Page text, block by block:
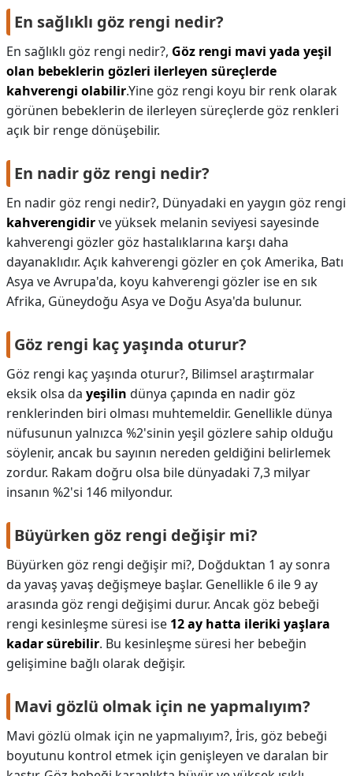
En sağlıklı göz rengi nedir?
En sağlıklı göz rengi nedir?, Göz rengi mavi yada yeşil
olan bebeklerin gözleri ilerleyen süreçlerde
kahverengi olabilir.Yine göz rengi koyu bir renk olarak
görünen bebeklerin de ilerleyen süreçlerde göz renkleri
açık bir renge dönüşebilir.
En nadir göz rengi nedir?
En nadir göz rengi nedir?, Dünyadaki en yaygın göz rengi
kahverengidirve yüksek melanin seviyesi sayesinde
kahverengi gözler göz hastalıklarına karşı daha
dayanaklıdır. Açık kahverengi gözler en çok Amerika, Batı
Asya ve Avrupa'da, koyu kahverengi gözler ise en sık
Afrika, Güneydoğu Asya ve Doğu Asya'da bulunur.
Göz rengi kaç yaşında oturur?
Göz rengi kaç yaşında oturur?, Bilimsel araştırmalar
eksik olsa da yeşilin dünya çapında en nadir göz
renklerinden biri olması muhtemeldir. Genellikle dünya
nüfusunun yalnızca %2'sinin yeşil gözlere sahip olduğu
söylenir, ancak bu sayının nereden geldiğini belirlemek
zordur. Rakam doğru olsa bile dünyadaki 7,3 milyar
insanın %2'si 146 milyondur.
Büyürken göz rengi değişir mi?
Büyürken göz rengi değişir mi?, Doğduktan 1 ay sonra
da yavaş yavaş değişmeye başlar. Genellikle 6 ile 9 ay
arasında göz rengi değişimi durur. Ancak göz bebeği
rengi kesinleşme süresi ise 12 ay hatta ileriki yaşlara
kadar sürebilir. Bu kesinleşme süresi her bebeğin
gelişimine bağlı olarak değişir.
Mavi gözlü olmak için ne yapmalıyım?
Mavi gözlü olmak için ne yapmalıyım?, İris, göz bebeği
boyutunu kontrol etmek için genişleyen ve daralan bir